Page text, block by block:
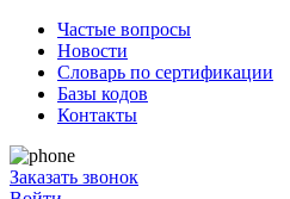
Частые вопросы
Новости
Словарь по сертификации
Базы кодов
Контакты
Заказать звонок